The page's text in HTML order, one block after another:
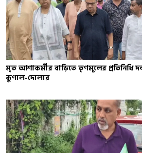
মৃত আশাকর্মীর বাড়িতে তৃণমূলের প্রতিনিধি
কুণাল-দোলার